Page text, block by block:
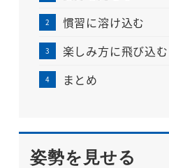
慣習に溶け込む
楽しみ方に飛び込む
まとめ
姿勢を見せる